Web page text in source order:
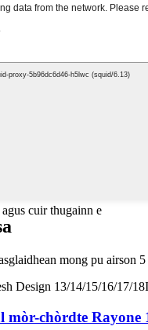
cuir thugainn e
mong pu airson
mòr-chòrdte Rayone